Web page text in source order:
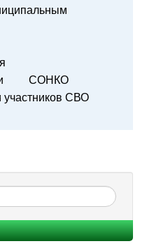
СОНКО
СВО